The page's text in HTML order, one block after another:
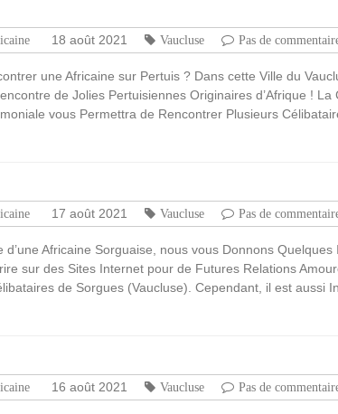
18 août 2021 Vaucluse Pas de
une Africaine sur Pertuis ? Dans cette Ville du
de Jolies Pertuisiennes Originaires d’Afrique ! La
vous Permettra de Rencontrer Plusieurs
17 août 2021 Vaucluse Pas de
d’une Africaine Sorguaise, nous vous Donnons Quelques
sur des Sites Internet pour de Futures Relations
de Sorgues (Vaucluse). Cependant, il est aussi
16 août 2021 Vaucluse Pas de